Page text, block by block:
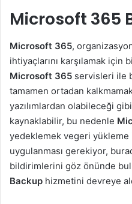
Microsoft 365
Microsoft 365,
ihtiyaçlarını karşılamak için
Microsoft 365 servisleri ile
tamamen ortadan
yazılımlardan olabileceği
kaynaklabilir, bu nedenle
yedeklemek vegeri
uygulanması gerekiyor,
bildirimlerini göz önünde
Backup hizmetini devreye